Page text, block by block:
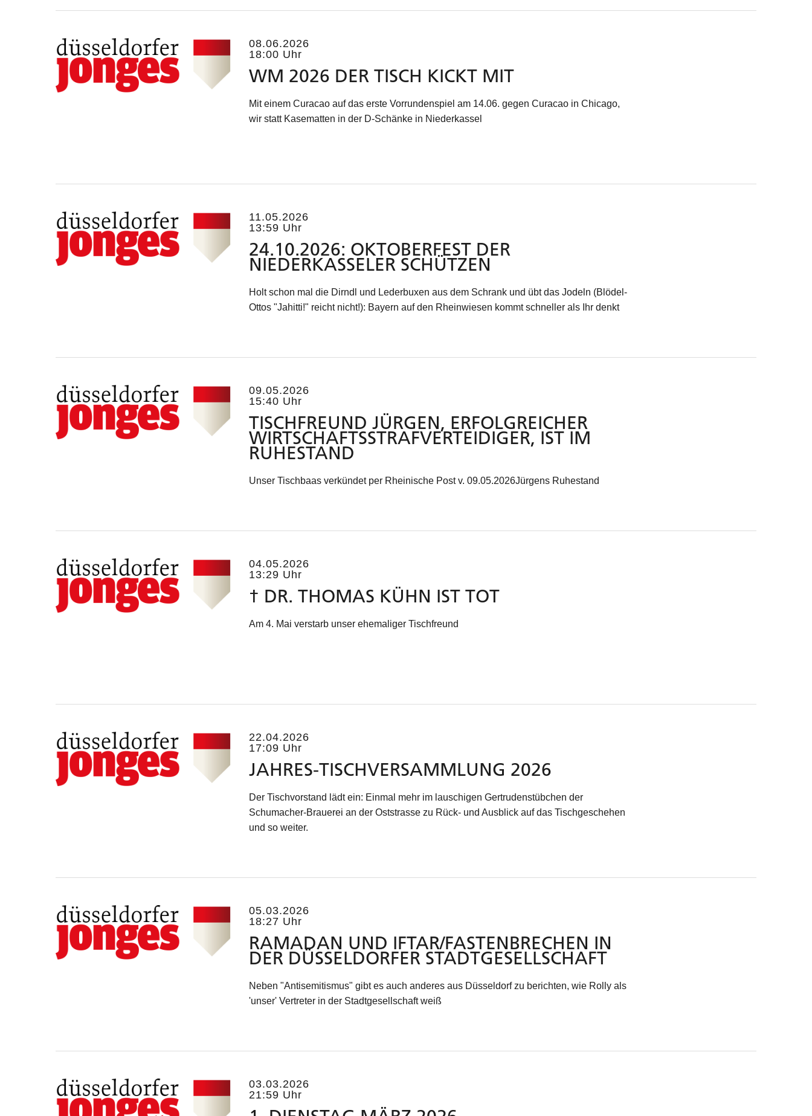
08.06.2026
18:00 Uhr
WM 2026 DER TISCH KICKT MIT
Mit einem Curacao auf das erste Vorrundenspiel am 14.06. gegen Curacao in Chicago,
wir statt Kasematten in der D-Schänke in Niederkassel
11.05.2026
13:59 Uhr
24.10.2026: OKTOBERFEST DER
NIEDERKASSELER SCHÜTZEN
Holt schon mal die Dirndl und Lederbuxen aus dem Schrank und übt das Jodeln (Blödel-
Ottos "Jahitti!" reicht nicht!): Bayern auf den Rheinwiesen kommt schneller als Ihr denkt
09.05.2026
15:40 Uhr
TISCHFREUND JÜRGEN, ERFOLGREICHER
WIRTSCHAFTSSTRAFVERTEIDIGER, IST IM
RUHESTAND
Unser Tischbaas verkündet per Rheinische Post v. 09.05.2026Jürgens Ruhestand
04.05.2026
13:29 Uhr
† DR. THOMAS KÜHN IST TOT
Am 4. Mai verstarb unser ehemaliger Tischfreund
22.04.2026
17:09 Uhr
JAHRES-TISCHVERSAMMLUNG 2026
Der Tischvorstand lädt ein: Einmal mehr im lauschigen Gertrudenstübchen der
Schumacher-Brauerei an der Oststrasse zu Rück- und Ausblick auf das Tischgeschehen
und so weiter.
05.03.2026
18:27 Uhr
RAMADAN UND IFTAR/FASTENBRECHEN IN
DER DÜSSELDORFER STADTGESELLSCHAFT
Neben "Antisemitismus" gibt es auch anderes aus Düsseldorf zu berichten, wie Rolly als
'unser' Vertreter in der Stadtgesellschaft weiß
03.03.2026
21:59 Uhr